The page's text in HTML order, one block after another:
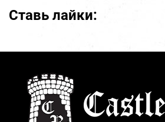
Ставь лайки: